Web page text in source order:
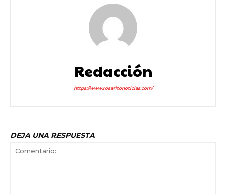
Redacción
https://www.rosaritonoticias.com/
DEJA UNA RESPUESTA